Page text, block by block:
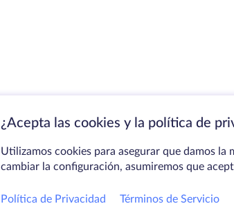
¿Acepta las cookies y la política de
Utilizamos cookies para asegurar que damos
cambiar la configuración, asumiremos que
Política de Privacidad Términos de Servicio